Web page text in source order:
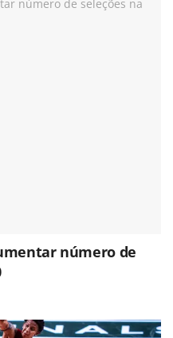
número de